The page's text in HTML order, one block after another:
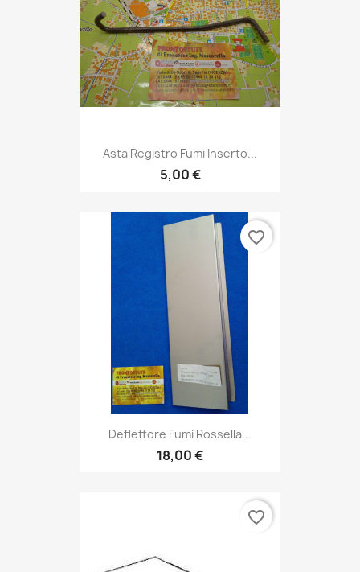
Asta Registro Fumi Inserto...
5,00 €
Deflettore Fumi Rossella...
18,00 €
favorite_border
favorite_border